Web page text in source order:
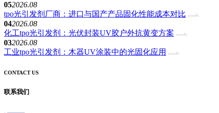
052026.08
tpo光引发剂厂商：进口与国产产品固化性能成本对比
042026.08
化工tpo光引发剂：光伏封装UV胶户外抗黄变方案
032026.08
工业tpo光引发剂：木器UV涂装中的光固化应用
CONTACT US
联系我们